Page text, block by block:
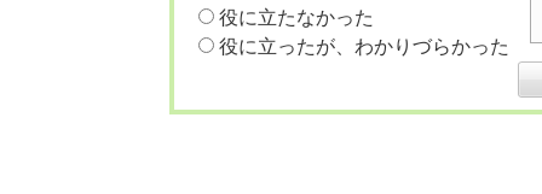
役に立たなかった
役に立ったが、わかりづらかった